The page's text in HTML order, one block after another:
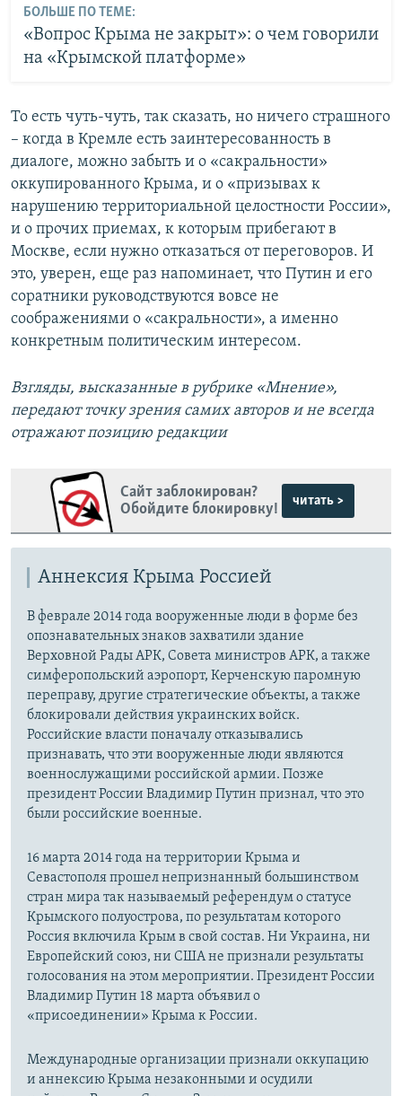
БОЛЬШЕ ПО ТЕМЕ:
«Вопрос Крыма не закрыт»: о чем говорили
на «Крымской платформе»
То есть чуть-чуть, так сказать, но ничего страшного
– когда в Кремле есть заинтересованность в
диалоге, можно забыть и о «сакральности»
оккупированного Крыма, и о «призывах к
нарушению территориальной целостности России»,
и о прочих приемах, к которым прибегают в
Москве, если нужно отказаться от переговоров. И
это, уверен, еще раз напоминает, что Путин и его
соратники руководствуются вовсе не
соображениями о «сакральности», а именно
конкретным политическим интересом.
Взгляды, высказанные в рубрике «Мнение»,
передают точку зрения самих авторов и не всегда
отражают позицию редакции
Сайт заблокирован?
Обойдите блокировку!
читать >
Аннексия Крыма Россией
В феврале 2014 года вооруженные люди в форме без
опознавательных знаков захватили здание
Верховной Рады АРК, Совета министров АРК, а также
симферопольский аэропорт, Керченскую паромную
переправу, другие стратегические объекты, а также
блокировали действия украинских войск.
Российские власти поначалу отказывались
признавать, что эти вооруженные люди являются
военнослужащими российской армии. Позже
президент России Владимир Путин признал, что это
были российские военные.
16 марта 2014 года на территории Крыма и
Севастополя прошел непризнанный большинством
стран мира так называемый референдум о статусе
Крымского полуострова, по результатам которого
Россия включила Крым в свой состав. Ни Украина, ни
Европейский союз, ни США не признали результаты
голосования на этом мероприятии. Президент России
Владимир Путин 18 марта объявил о
«присоединении» Крыма к России.
Международные организации признали оккупацию
и аннексию Крыма незаконными и осудили